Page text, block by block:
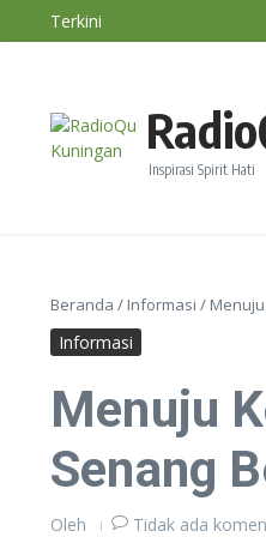
Lewati ke konten
Terkini
Konsep
Inspirasi Spirit Hati
Beranda / Informasi /
Informasi
Menuju
Senang
Oleh Tidak ada